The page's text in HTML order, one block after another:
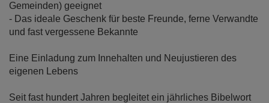
Gemeinden) geeignet
- Das ideale Geschenk für beste Freunde, ferne Verwandte
und fast vergessene Bekannte
Eine Einladung zum Innehalten und Neujustieren des
eigenen Lebens
Seit fast hundert Jahren begleitet ein jährliches Bibelwort